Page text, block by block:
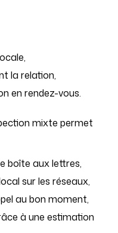
la relation,
en rendez-vous.
mixte permet
boîte aux lettres,
sur les réseaux,
au bon moment,
à une estimation